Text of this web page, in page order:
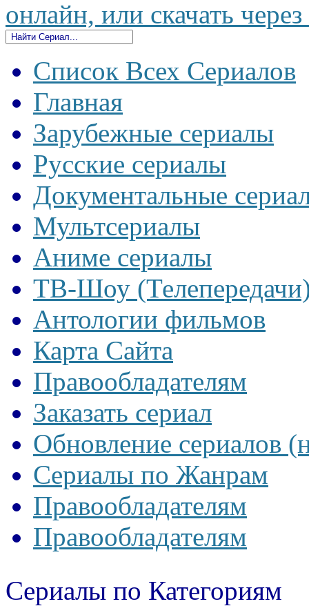
онлайн, или скачать
Список Всех Сериалов
Главная
Зарубежные сериалы
Русские сериалы
Документальные
Мультсериалы
Аниме сериалы
ТВ-Шоу
Антологии фильмов
Карта Сайта
Правообладателям
Заказать сериал
Обновление сериалов
Сериалы по Жанрам
Правообладателям
Правообладателям
Сериалы по Категориям